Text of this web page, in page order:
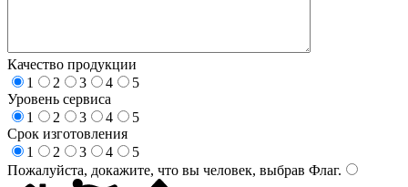
Качество продукции
1
2 3 4
5
Уровень сервиса
1
2 3 4
5
Срок изготовления
1
2 3 4
5
Пожалуйста, докажите, что вы человек, выбрав Флаг.